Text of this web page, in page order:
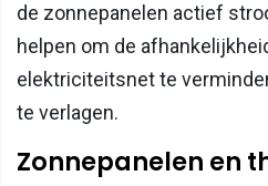
de zonnepanelen actief
helpen om de
elektriciteitsnet te
te verlagen.
Zonnepanelen en